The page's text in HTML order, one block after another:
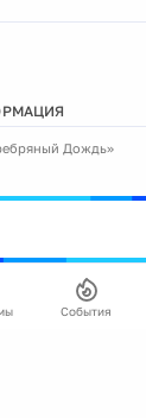
Дождь»
События